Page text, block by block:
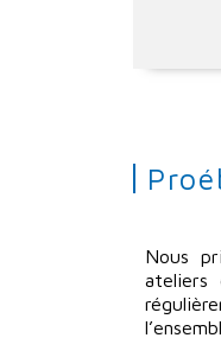
Nous
ateliers